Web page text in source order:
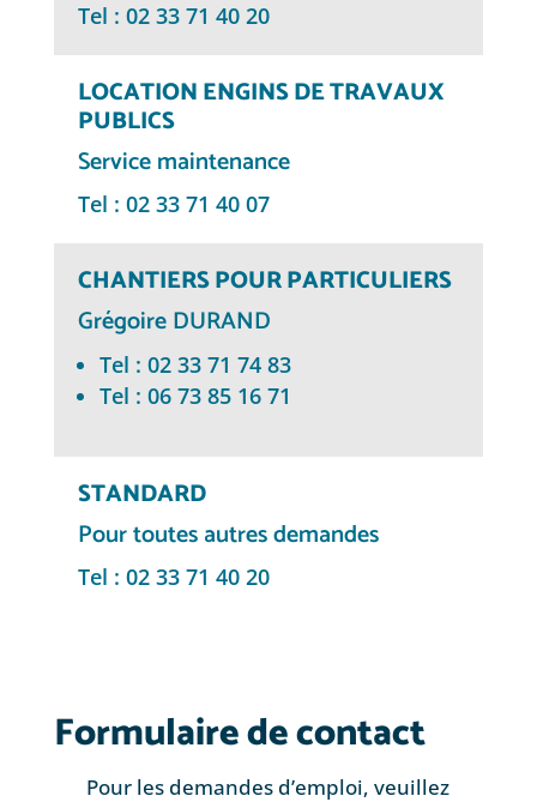
Tel : 02 33 71 40 20
LOCATION ENGINS DE TRAVAUX
PUBLICS
Service maintenance
Tel : 02 33 71 40 07
CHANTIERS POUR PARTICULIERS
Grégoire DURAND
Tel : 02 33 71 74 83
Tel : 06 73 85 16 71
STANDARD
Pour toutes autres demandes
Tel : 02 33 71 40 20
Formulaire de contact
Pour les demandes d’emploi, veuillez